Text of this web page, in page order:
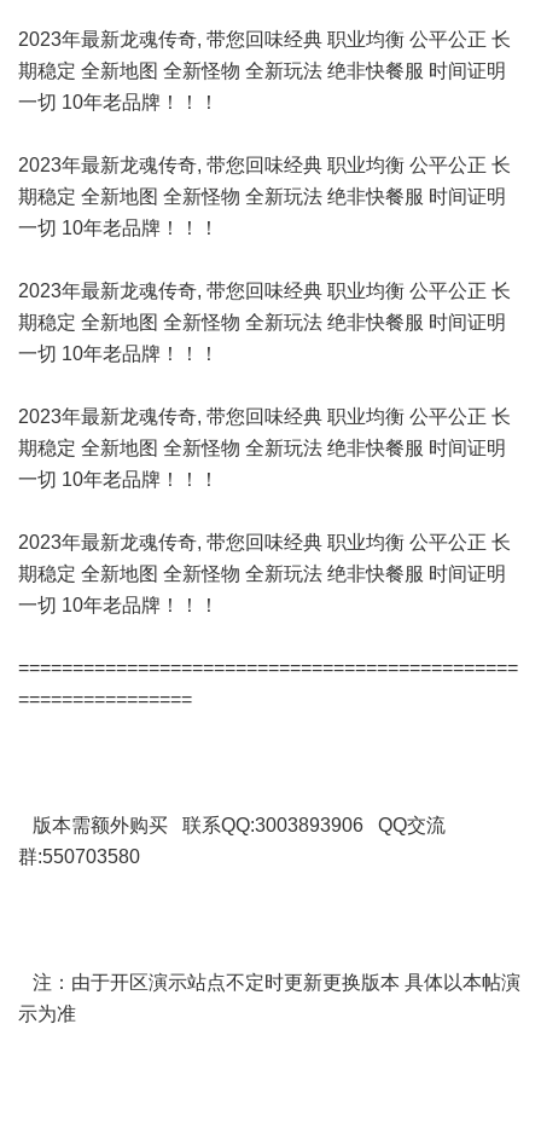
2023年最新龙魂传奇, 带您回味经典 职业均衡 公平公正 长
期稳定 全新地图 全新怪物 全新玩法 绝非快餐服 时间证明
一切 10年老品牌！！！
2023年最新龙魂传奇, 带您回味经典 职业均衡 公平公正 长
期稳定 全新地图 全新怪物 全新玩法 绝非快餐服 时间证明
一切 10年老品牌！！！
2023年最新龙魂传奇, 带您回味经典 职业均衡 公平公正 长
期稳定 全新地图 全新怪物 全新玩法 绝非快餐服 时间证明
一切 10年老品牌！！！
2023年最新龙魂传奇, 带您回味经典 职业均衡 公平公正 长
期稳定 全新地图 全新怪物 全新玩法 绝非快餐服 时间证明
一切 10年老品牌！！！
2023年最新龙魂传奇, 带您回味经典 职业均衡 公平公正 长
期稳定 全新地图 全新怪物 全新玩法 绝非快餐服 时间证明
一切 10年老品牌！！！
==============================================
================
版本需额外购买 联系QQ:3003893906 QQ交流
群:550703580
注：由于开区演示站点不定时更新更换版本 具体以本帖演
示为准